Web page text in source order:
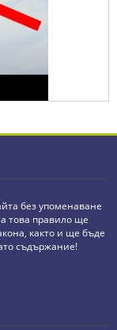
без упоменаване
това правило ще
както и ще бъде
съдържание!